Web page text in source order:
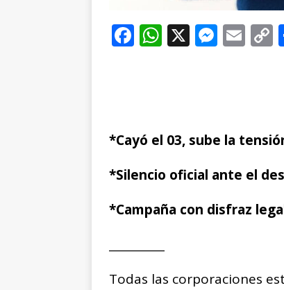
F
o
o
W
p
p
X M
g
e
E
*Cayó el 03, sube la
*Silencio oficial ante el
*Campaña con disfraz
Todas las corporaciones